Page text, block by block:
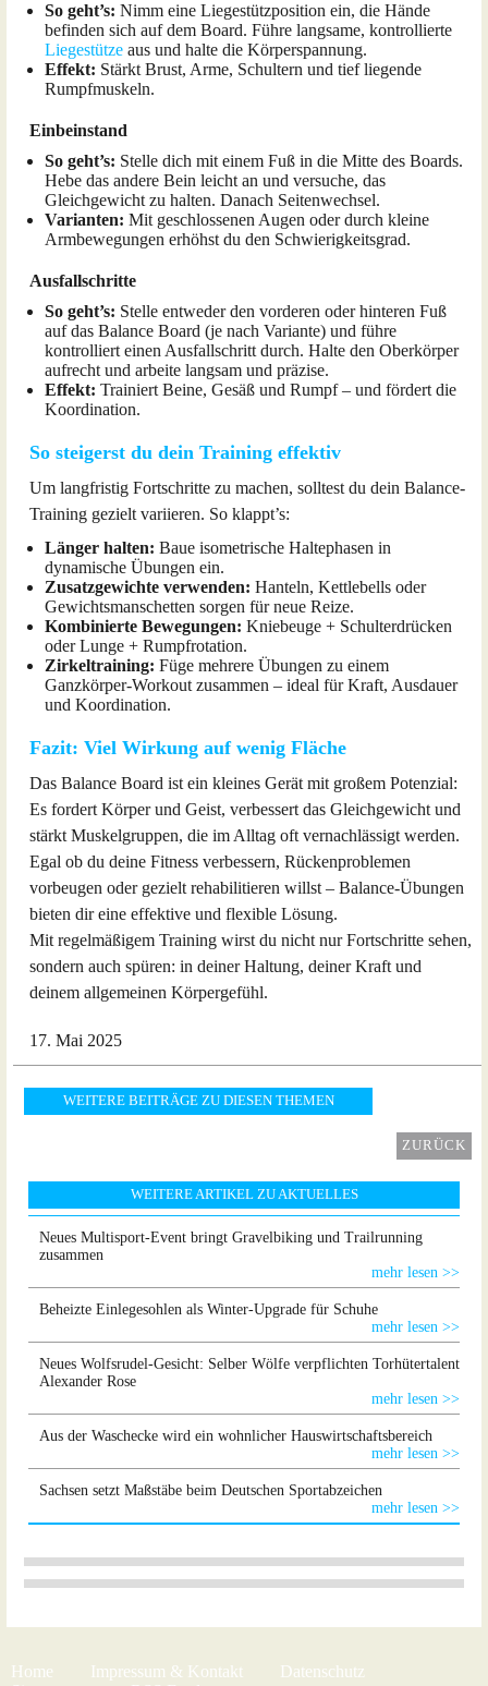
So geht’s: Nimm eine Liegestützposition ein, die Hände
befinden sich auf dem Board. Führe langsame, kontrollierte
Liegestütze aus und halte die Körperspannung.
Effekt: Stärkt Brust, Arme, Schultern und tief liegende
Rumpfmuskeln.
Einbeinstand
So geht’s: Stelle dich mit einem Fuß in die Mitte des Boards.
Hebe das andere Bein leicht an und versuche, das
Gleichgewicht zu halten. Danach Seitenwechsel.
Varianten: Mit geschlossenen Augen oder durch kleine
Armbewegungen erhöhst du den Schwierigkeitsgrad.
Ausfallschritte
So geht’s: Stelle entweder den vorderen oder hinteren Fuß
auf das Balance Board (je nach Variante) und führe
kontrolliert einen Ausfallschritt durch. Halte den Oberkörper
aufrecht und arbeite langsam und präzise.
Effekt: Trainiert Beine, Gesäß und Rumpf – und fördert die
Koordination.
So steigerst du dein Training effektiv
Um langfristig Fortschritte zu machen, solltest du dein Balance-
Training gezielt variieren. So klappt’s:
Länger halten: Baue isometrische Haltephasen in
dynamische Übungen ein.
Zusatzgewichte verwenden: Hanteln, Kettlebells oder
Gewichtsmanschetten sorgen für neue Reize.
Kombinierte Bewegungen: Kniebeuge + Schulterdrücken
oder Lunge + Rumpfrotation.
Zirkeltraining: Füge mehrere Übungen zu einem
Ganzkörper-Workout zusammen – ideal für Kraft, Ausdauer
und Koordination.
Fazit: Viel Wirkung auf wenig Fläche
Das Balance Board ist ein kleines Gerät mit großem Potenzial:
Es fordert Körper und Geist, verbessert das Gleichgewicht und
stärkt Muskelgruppen, die im Alltag oft vernachlässigt werden.
Egal ob du deine Fitness verbessern, Rückenproblemen
vorbeugen oder gezielt rehabilitieren willst – Balance-Übungen
bieten dir eine effektive und flexible Lösung.
Mit regelmäßigem Training wirst du nicht nur Fortschritte sehen,
sondern auch spüren: in deiner Haltung, deiner Kraft und
deinem allgemeinen Körpergefühl.
17. Mai 2025
WEITERE BEITRÄGE ZU DIESEN THEMEN
ZURÜCK
WEITERE ARTIKEL ZU AKTUELLES
Neues Multisport-Event bringt Gravelbiking und Trailrunning
zusammen
mehr lesen >>
Beheizte Einlegesohlen als Winter-Upgrade für Schuhe
mehr lesen >>
Neues Wolfsrudel-Gesicht: Selber Wölfe verpflichten Torhütertalent
Alexander Rose
mehr lesen >>
Aus der Waschecke wird ein wohnlicher Hauswirtschaftsbereich
mehr lesen >>
Sachsen setzt Maßstäbe beim Deutschen Sportabzeichen
mehr lesen >>
Home Impressum & Kontakt
Datenschutz